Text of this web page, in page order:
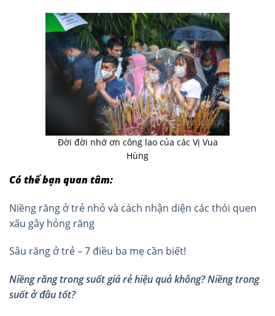
Đời đời nhớ ơn công lao của các Vị Vua
Hùng
Có thể bạn quan tâm:
Niềng răng ở trẻ nhỏ và cách nhận diện các thói quen
xấu gây hỏng răng
Sâu răng ở trẻ – 7 điều ba mẹ cần biết!
Niềng răng trong suốt giá rẻ hiệu quả không? Niềng trong
suốt ở đâu tốt?